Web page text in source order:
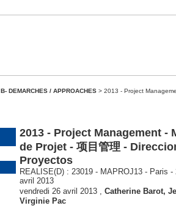
B- DEMARCHES / APPROACHES > 2013 - Project
2013 - Project Management -
de Projet - 项目管理 -
Proyectos
REALISE(D) : 23019 - MAPROJ13 - Paris -
avril 2013
vendredi 26 avril 2013 , Catherine Barot,
Virginie Pac